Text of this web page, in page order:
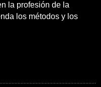
la profesión de la
los métodos y los